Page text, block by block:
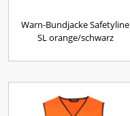
Warn-Bundjacke Safetyline
SL orange/schwarz